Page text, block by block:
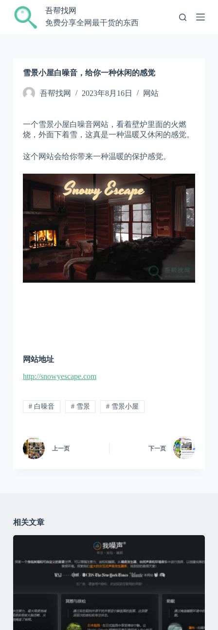
跳
过
吾帮找网
免费分享全网最干货的东西
雪景小屋白噪音，给你一种休闲的感觉
吾帮找网 2023年8月16日 网站
一个雪景小屋白噪音网站，看着壁炉里面的火燃
烧，外面下着雪，这真是一种温暖又休闲的感觉。
这个网站会给你带来一种温暖的保护感觉。
网站地址
http://snowyescape.com
# 白噪音 # 雪景 # 雪景小屋
上一页 下一页
相关文章